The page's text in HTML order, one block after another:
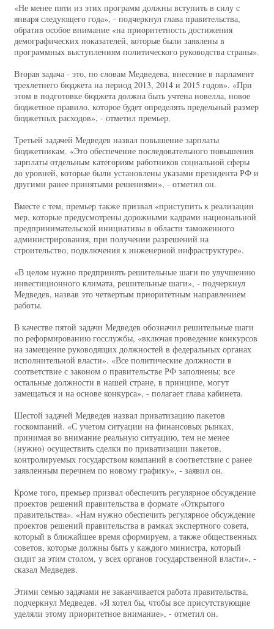
«Не менее пяти из этих программ должны вступить в силу с
января следующего года», - подчеркнул глава правительства,
обратив особое внимание «на приоритетность достижения
демографических показателей, которые были заявлены в
программных выступлениям политического руководства страны».
Вторая задача - это, по словам Медведева, внесение в парламент
трехлетнего бюджета на период 2013, 2014 и 2015 годов». «При
этом в подготовке бюджета должна быть учтена новелла, новое
бюджетное правило, которое будет определять предельный размер
бюджетных расходов», - отметил премьер.
Третьей задачей Медведев назвал повышение зарплаты
бюджетникам. «Это обеспечение последовательного повышения
зарплаты отдельным категориям работников социальной сферы
до уровней, которые были установлены указами президента РФ и
другими ранее принятыми решениями», - отметил он.
Вместе с тем, премьер также призвал «приступить к реализации
мер, которые предусмотрены дорожными кадрами национальной
предпринимательской инициативы в области таможенного
администрирования, при получении разрешений на
строительство, подключения к инженерной инфраструктуре».
«В целом нужно предпринять решительные шаги по улучшению
инвестиционного климата, решительные шаги», - подчеркнул
Медведев, назвав это четвертым приоритетным направлением
работы.
В качестве пятой задачи Медведев обозначил решительные шаги
по реформированию госслужбы, «включая проведение конкурсов
на замещение руководящих должностей в федеральных органах
исполнительной власти». «Все политические должности в
соответствие с законом о правительстве РФ заполнены; все
остальные должности в нашей стране, в принципе, могут
замещаться и на основе конкурса», - полагает глава кабинета.
Шестой задачей Медведев назвал приватизацию пакетов
госкомпаний. «С учетом ситуации на финансовых рынках,
принимая во внимание реальную ситуацию, тем не менее
(нужно) осуществить сделки по приватизации пакетов,
контролируемых государством компаний в соответствие с ранее
заявленным перечнем по новому графику», - заявил он.
Кроме того, премьер призвал обеспечить регулярное обсуждение
проектов решений правительства в формате «Открытого
правительства». «Нам нужно обеспечить регулярное обсуждение
проектов решений правительства в рамках экспертного совета,
который в ближайшее время сформируем, а также общественных
советов, которые должны быть у каждого министра, который
сидит за этим столом, у всех органов государственной власти», -
сказал Медведев.
Этими семью задачами не заканчивается работа правительства,
подчеркнул Медведев. «Я хотел бы, чтобы все присутствующие
уделяли этому приоритетное внимание», - отметил он.